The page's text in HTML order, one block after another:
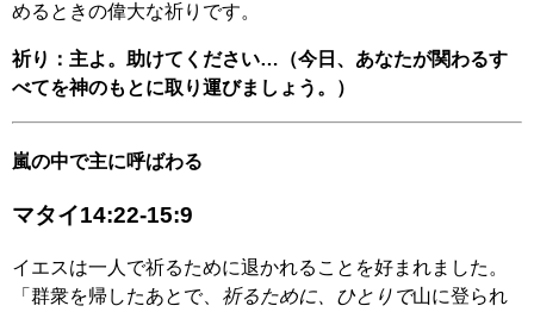
めるときの偉大な祈りです。
祈り：主よ。助けてください…（今日、あなたが関わるす
べてを神のもとに取り運びましょう。）
嵐の中で主に呼ばわる
マタイ14:22-15:9
イエスは一人で祈るために退かれることを好まれました。
「群衆を帰したあとで、 祈るために、ひとりで山に登られ